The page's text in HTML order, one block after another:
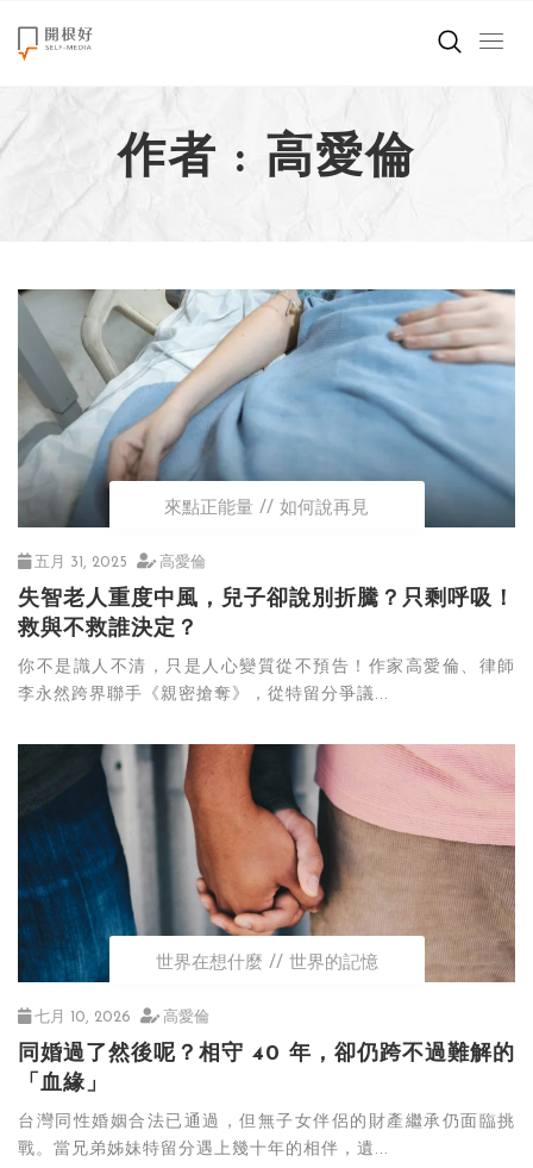
來點正能量
世界在想什麼
創造美好生活
職場商業經濟
影片專區
關於我們
作者 : 高愛倫
來點正能量 如何說再見
五月 31, 2025 高愛倫
失智老人重度中風，兒子卻說別折騰？只剩呼吸！
救與不救誰決定？
你不是識人不清，只是人心變質從不預告！作家高愛倫、律師
李永然跨界聯手《親密搶奪》，從特留分爭議...
世界在想什麼 世界的記憶
七月 10, 2026 高愛倫
同婚過了然後呢？相守 40 年，卻仍跨不過難解的
「血緣」
台灣同性婚姻合法已通過，但無子女伴侶的財產繼承仍面臨挑
戰。當兄弟姊妹特留分遇上幾十年的相伴，遺...